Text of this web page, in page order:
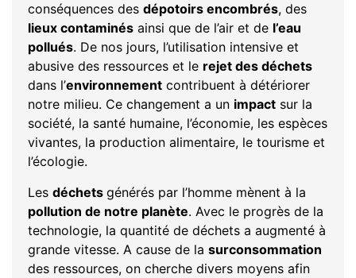
conséquences des dépotoirs encombrés, des
lieux contaminés ainsi que de l’air et de l’eau
pollués. De nos jours, l’utilisation intensive et
abusive des ressources et le rejet des déchets
dans l’environnement contribuent à détériorer
notre milieu. Ce changement a un impact sur la
société, la santé humaine, l’économie, les espèces
vivantes, la production alimentaire, le tourisme et
l’écologie.
Les déchets générés par l’homme mènent à la
pollution de notre planète. Avec le progrès de la
technologie, la quantité de déchets a augmenté à
grande vitesse. A cause de la surconsommation
des ressources, on cherche divers moyens afin